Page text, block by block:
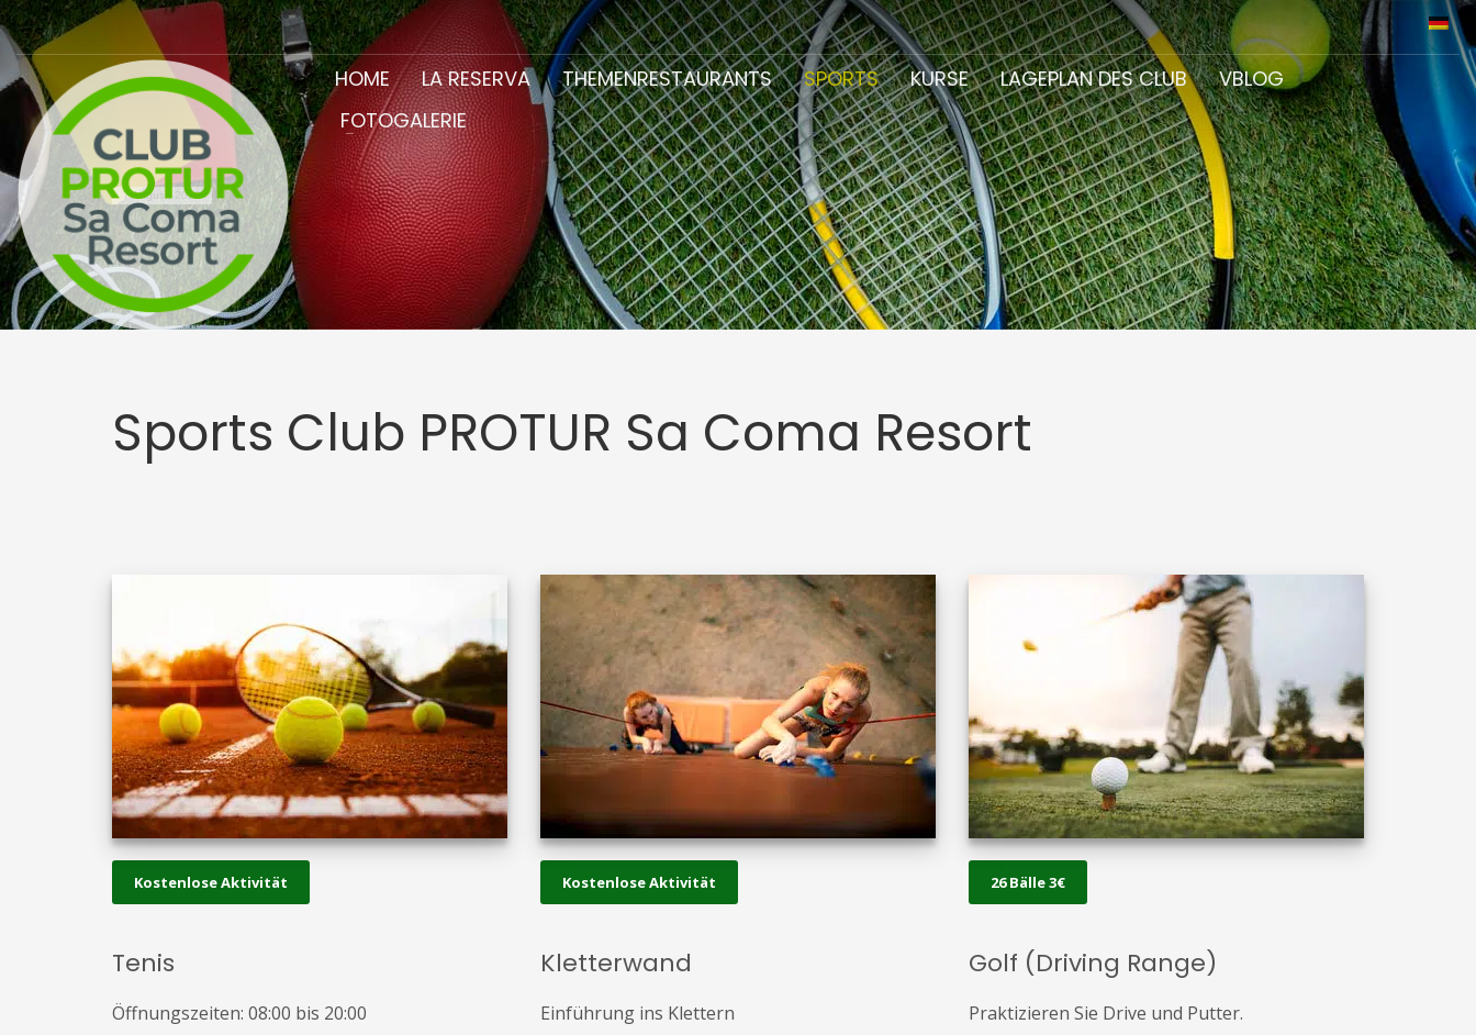
HOME LA RESERVA THEMENRESTAURANTS SPORTS KURSE LAGEPLAN DES CLUB
VBLOG
FOTOGALERIE
7 August, 2026
Sports Club PROTUR Sa Coma Resort
Kostenlose Aktivität
Tenis
Öffnungszeiten: 08:00 bis 20:00
Kostenlose Aktivität
Kletterwand
Einführung ins Klettern
26 Bälle 3€
Golf (Driving Range)
Praktizieren Sie Drive und Putter.